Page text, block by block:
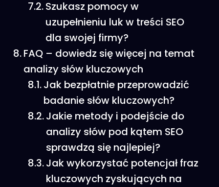
Szukasz pomocy w
uzupełnieniu luk w treści SEO
dla swojej firmy?
FAQ – dowiedz się więcej na temat
analizy słów kluczowych
Jak bezpłatnie przeprowadzić
badanie słów kluczowych?
Jakie metody i podejście do
analizy słów pod kątem SEO
sprawdzą się najlepiej?
Jak wykorzystać potencjał fraz
kluczowych zyskujących na